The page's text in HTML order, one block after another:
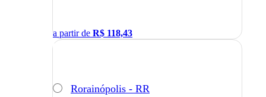
a partir de R$ 118,43
Rorainópolis - RR